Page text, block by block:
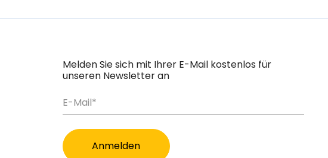
Melden Sie sich mit Ihrer E-Mail kostenlos für
unseren Newsletter an